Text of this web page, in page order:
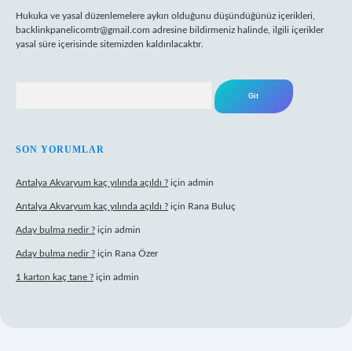
Hukuka ve yasal düzenlemelere aykırı olduğunu düşündüğünüz içerikleri,
backlinkpanelicomtr@gmail.com adresine bildirmeniz halinde, ilgili içerikler
yasal süre içerisinde sitemizden kaldırılacaktır.
SON YORUMLAR
Antalya Akvaryum kaç yılında açıldı ? için admin
Antalya Akvaryum kaç yılında açıldı ? için Rana Buluç
Aday bulma nedir ? için admin
Aday bulma nedir ? için Rana Özer
1 karton kaç tane ? için admin